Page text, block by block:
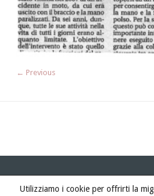
← Previous
Utilizziamo i cookie per offrirti la